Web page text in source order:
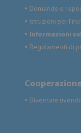
● Domande e
● Istruzioni per
● Informazioni
● Regolamenti di
● Diventare